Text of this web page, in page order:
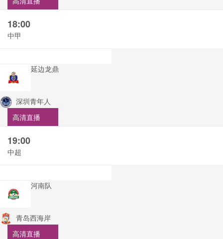
18:00
中甲
延边龙鼎
深圳青年人
高清直播
19:00
中超
河南队
青岛西海岸
高清直播